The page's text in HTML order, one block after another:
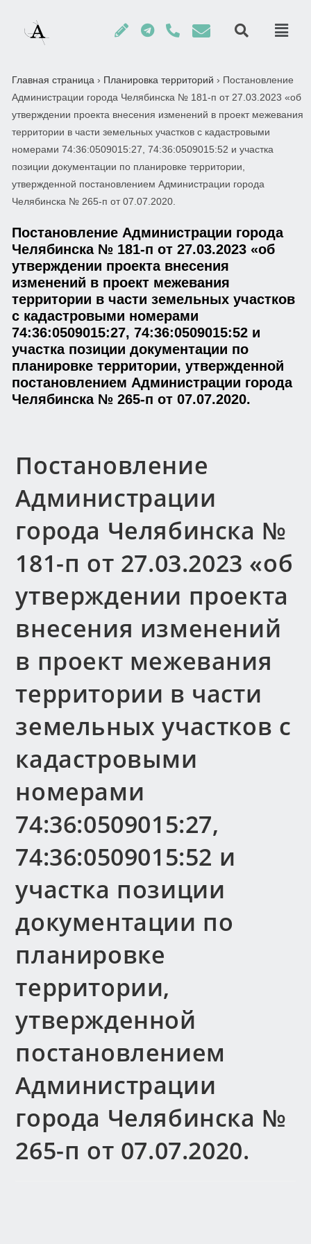
Главная страница › Планировка территорий › Постановление
Администрации города Челябинска № 181-п от 27.03.2023 «об
утверждении проекта внесения изменений в проект межевания
территории в части земельных участков с кадастровыми
номерами 74:36:0509015:27, 74:36:0509015:52 и участка
позиции документации по планировке территории,
утвержденной постановлением Администрации города
Челябинска № 265-п от 07.07.2020.
Постановление Администрации города
Челябинска № 181-п от 27.03.2023 «об
утверждении проекта внесения
изменений в проект межевания
территории в части земельных участков
с кадастровыми номерами
74:36:0509015:27, 74:36:0509015:52 и
участка позиции документации по
планировке территории, утвержденной
постановлением Администрации города
Челябинска № 265-п от 07.07.2020.
Постановление
Администрации
города Челябинска №
181-п от 27.03.2023 «об
утверждении проекта
внесения изменений
в проект межевания
территории в части
земельных участков с
кадастровыми
номерами
74:36:0509015:27,
74:36:0509015:52 и
участка позиции
документации по
планировке
территории,
утвержденной
постановлением
Администрации
города Челябинска №
265-п от 07.07.2020.